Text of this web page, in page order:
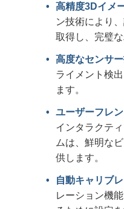
高精度3Dイメ
ン技術により
取得し、完璧
高度なセンサ
ライメント検
ます。
ユーザーフレ
インタラクテ
ムは、鮮明な
供します。
自動キャリブ
レーション機